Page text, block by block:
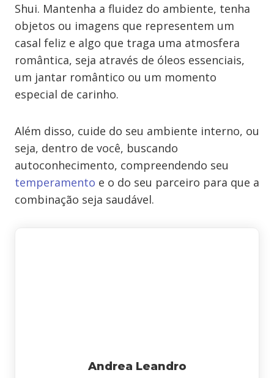
Shui. Mantenha a fluidez do ambiente, tenha
objetos ou imagens que representem um
casal feliz e algo que traga uma atmosfera
romântica, seja através de óleos essenciais,
um jantar romântico ou um momento
especial de carinho.
Além disso, cuide do seu ambiente interno, ou
seja, dentro de você, buscando
autoconhecimento, compreendendo seu
temperamento e o do seu parceiro para que a
combinação seja saudável.
Andrea Leandro